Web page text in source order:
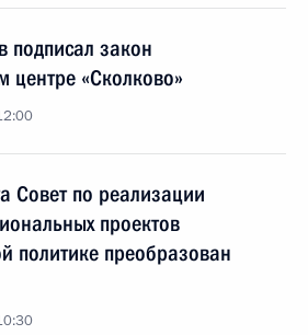
подписал закон
«Сколково»
Совет по реализации
проектов
политике преобразован